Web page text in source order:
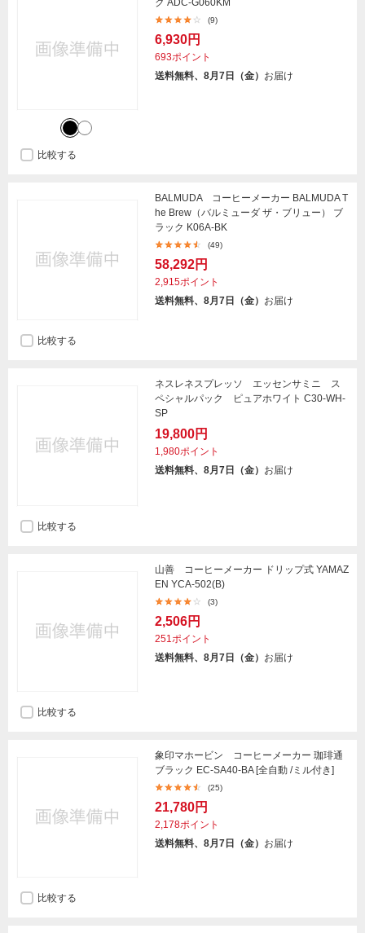
ク ADC-G060KM
(9)
6,930円
693ポイント
送料無料、8月7日（金） お届け
比較する
BALMUDA コーヒーメーカー BALMUDA T
he Brew（バルミューダ ザ・ブリュー） ブ
ラック K06A-BK
(49)
58,292円
2,915ポイント
送料無料、8月7日（金） お届け
比較する
ネスレネスプレッソ エッセンサミニ ス
ペシャルパック ピュアホワイト C30-WH-
SP
19,800円
1,980ポイント
送料無料、8月7日（金） お届け
比較する
山善 コーヒーメーカー ドリップ式 YAMAZ
EN YCA-502(B)
(3)
2,506円
251ポイント
送料無料、8月7日（金） お届け
比較する
象印マホービン コーヒーメーカー 珈琲通
ブラック EC-SA40-BA [全自動 /ミル付き]
(25)
21,780円
2,178ポイント
送料無料、8月7日（金） お届け
比較する